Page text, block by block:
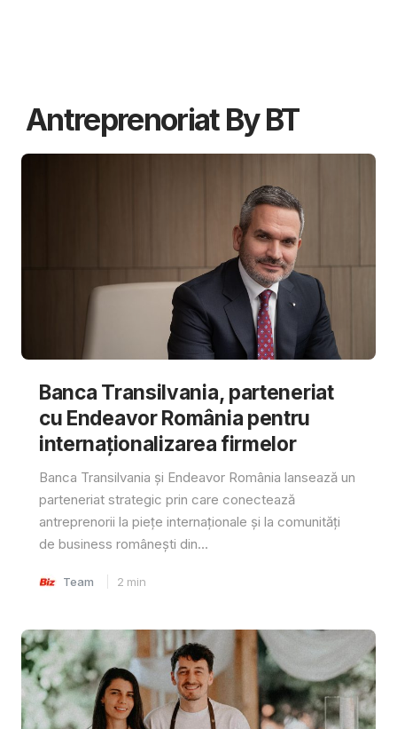
Antreprenoriat By BT
Banca Transilvania, parteneriat
cu Endeavor România pentru
internaționalizarea firmelor
Banca Transilvania și Endeavor România lansează un
parteneriat strategic prin care conectează
antreprenorii la piețe internaționale și la comunități
de business românești din...
Team 2 min